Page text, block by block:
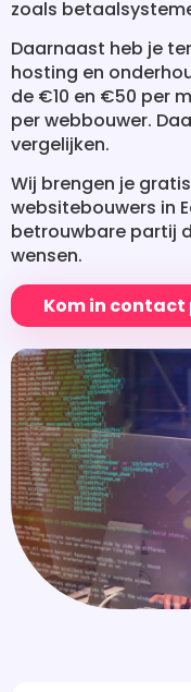
zoals
Daarnaast heb je
hosting en
de €10 en €50 per
per webbouwer.
vergelijken.
Wij brengen je
websitebouwers in
betrouwbare partij
wensen.
Kom in contact